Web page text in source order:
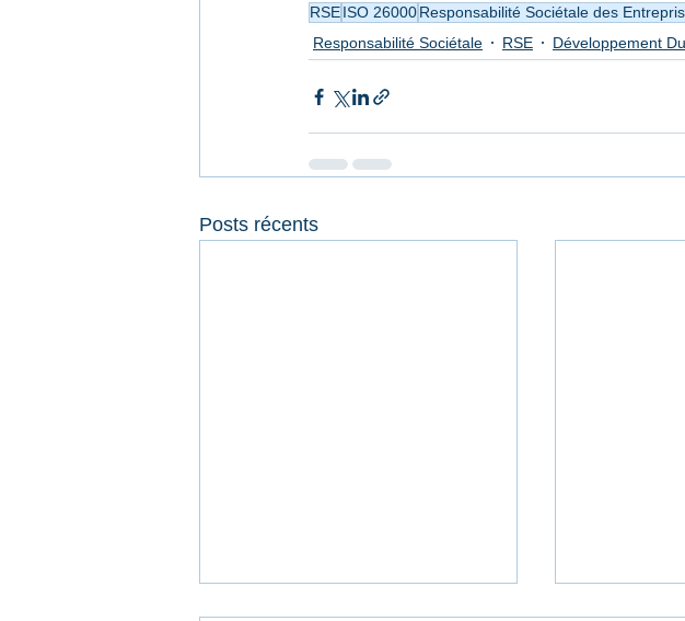
RSEISO 26000Responsabilité Sociétale des
Responsabilité Sociétale
RSE Développement
Posts récents